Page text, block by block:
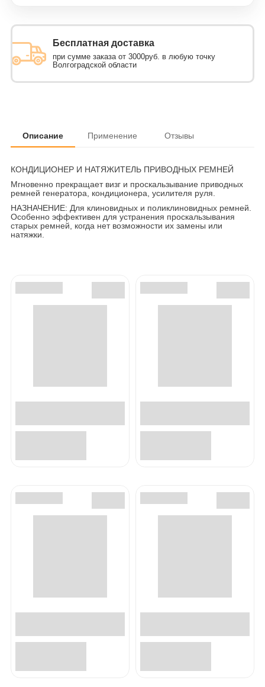
Бесплатная доставка
при сумме заказа от 3000руб. в любую точку
Волгоградской области
Описание Применение Отзывы
КОНДИЦИОНЕР И НАТЯЖИТЕЛЬ ПРИВОДНЫХ РЕМНЕЙ
Мгновенно прекращает визг и проскальзывание приводных
ремней генератора, кондиционера, усилителя руля.
НАЗНАЧЕНИЕ: Для клиновидных и поликлиновидных ремней.
Особенно эффективен для устранения проскальзывания
старых ремней, когда нет возможности их замены или
натяжки.